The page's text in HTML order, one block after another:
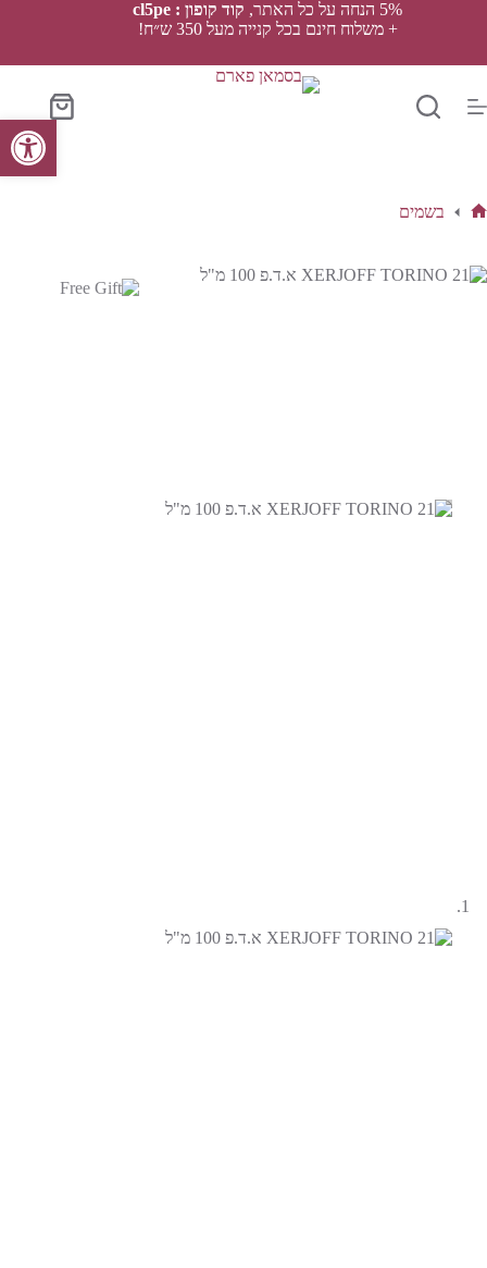
פתח סרגל נגישות
5% הנחה על כל האתר,
קוד קופון : cl5pe
+ משלוח חינם בכל קנייה מעל 350 ש״ח!
סל
הקניות
בשמים